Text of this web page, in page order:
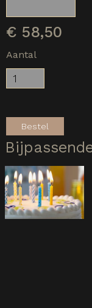
€ 58,50
Aantal
Bestel